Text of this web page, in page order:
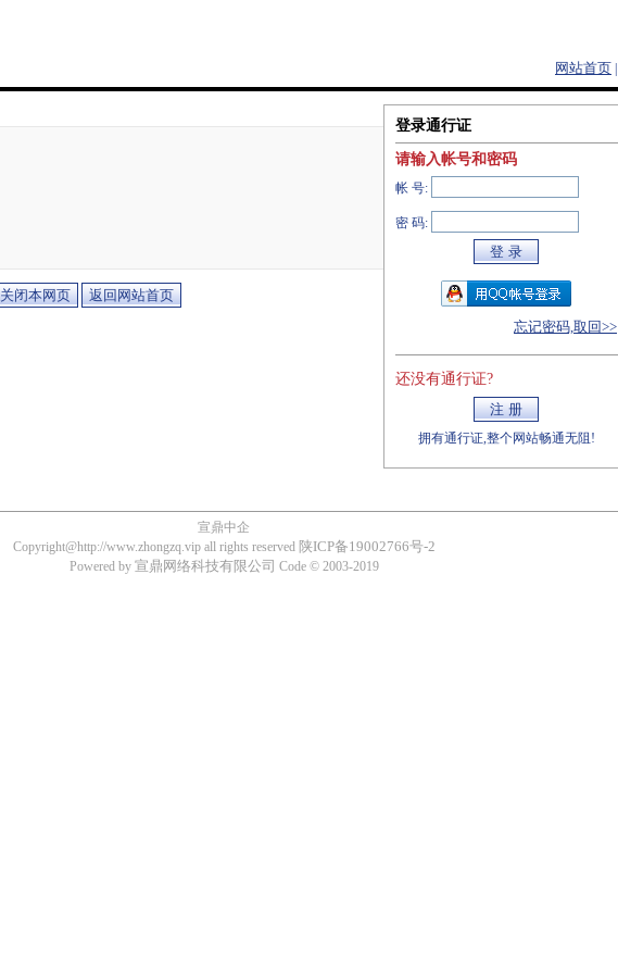
网站首页
登录通行证
请输入帐号和密码
帐 号:
密 码:
忘记密码,取回>>
还没有通行证?
拥有通行证,整个网站畅通无阻!
宣鼎中企
Copyright@http://www.zhongzq.vip all rights reserved 陕ICP备19002766号-2
Powered by 宣鼎网络科技有限公司 Code © 2003-2019